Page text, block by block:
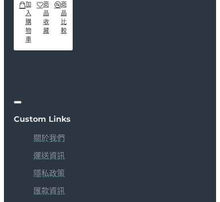
加
入
購
物
車
商
品
收
藏
商
品
比
較
Custom Links
關於我們
運送資訊
隱私政策
匯款資訊